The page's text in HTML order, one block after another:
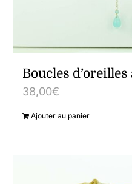
Boucles
38,00€
Ajouter au panier